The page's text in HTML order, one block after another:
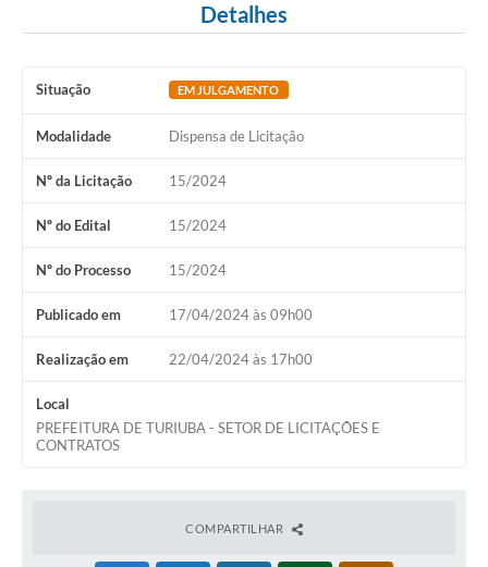
Detalhes
Situação EM JULGAMENTO
Modalidade Dispensa de Licitação
Nº da Licitação 15/2024
Nº do Edital 15/2024
Nº do Processo 15/2024
Publicado em 17/04/2024 às 09h00
Realização em 22/04/2024 às 17h00
Local
PREFEITURA DE TURIUBA - SETOR DE LICITAÇÕES E
CONTRATOS
COMPARTILHAR